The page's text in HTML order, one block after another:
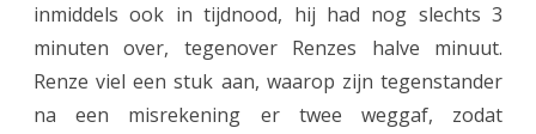
inmiddels ook in tijdnood, hij had nog slechts 3
minuten over, tegenover Renzes halve minuut.
Renze viel een stuk aan, waarop zijn tegenstander
na een misrekening er twee weggaf, zodat